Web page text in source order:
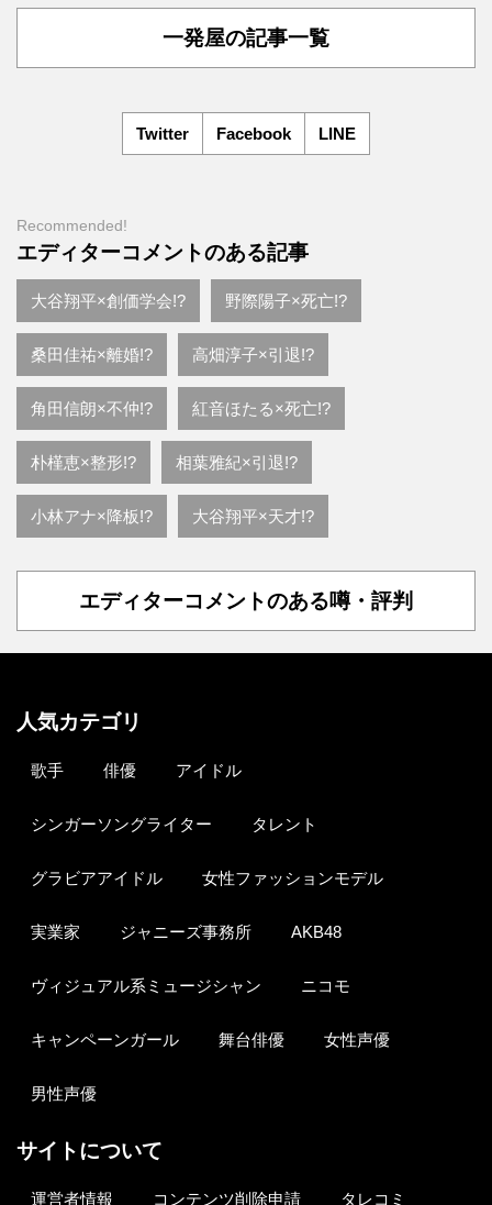
一発屋の記事一覧
Twitter Facebook LINE
Recommended!
エディターコメントのある記事
大谷翔平×創価学会!? 野際陽子×死亡!?
桑田佳祐×離婚!? 高畑淳子×引退!?
角田信朗×不仲!? 紅音ほたる×死亡!?
朴槿恵×整形!? 相葉雅紀×引退!?
小林アナ×降板!? 大谷翔平×天才!?
エディターコメントのある噂・評判
人気カテゴリ
歌手 俳優 アイドル
シンガーソングライター タレント
グラビアアイドル 女性ファッションモデル
実業家 ジャニーズ事務所 AKB48
ヴィジュアル系ミュージシャン ニコモ
キャンペーンガール 舞台俳優 女性声優
男性声優
サイトについて
運営者情報 コンテンツ削除申請 タレコミ